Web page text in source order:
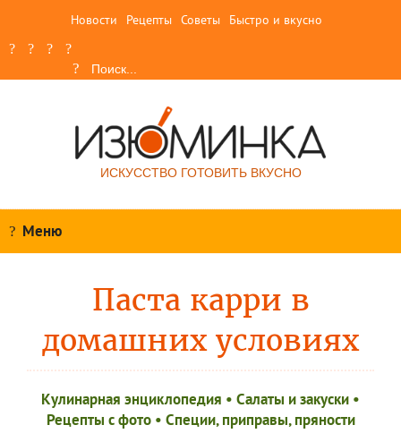
Новости Рецепты Советы Быстро и вкусно
ИСКУССТВО ГОТОВИТЬ ВКУСНО
Меню
Паста карри в
домашних условиях
Кулинарная энциклопедия • Салаты и закуски •
Рецепты c фото• Специи, приправы, пряности